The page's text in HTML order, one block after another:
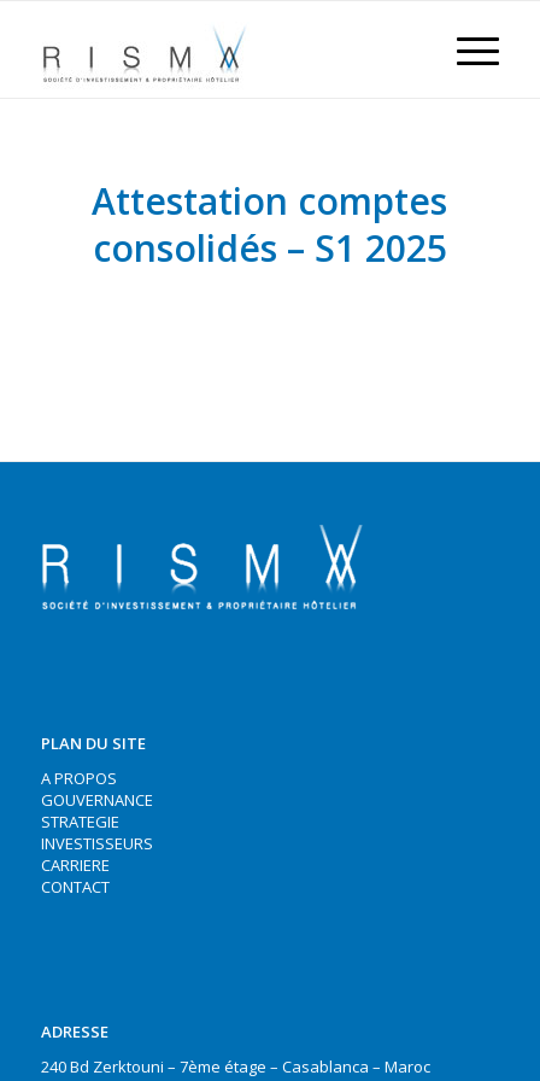
Attestation comptes
consolidés – S1 2025
PLAN DU SITE
A PROPOS
GOUVERNANCE
STRATEGIE
INVESTISSEURS
CARRIERE
CONTACT
ADRESSE
240 Bd Zerktouni – 7ème étage – Casablanca – Maroc